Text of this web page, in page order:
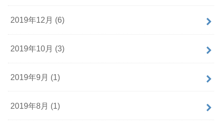
2019年12月 (6)
2019年10月 (3)
2019年9月 (1)
2019年8月 (1)